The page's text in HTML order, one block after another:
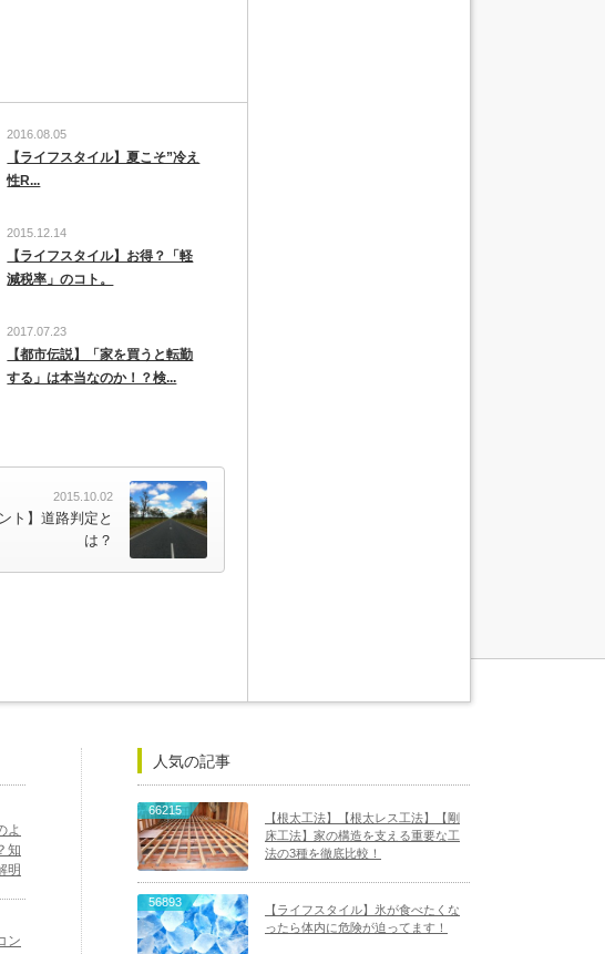
2016.08.05
【ライフスタイル】夏こそ”冷え
性R...
2015.12.14
【ライフスタイル】お得？「軽
減税率」のコト。
2017.07.23
【都市伝説】「家を買うと転勤
する」は本当なのか！？検...
2015.10.02
ト】道路判定と
は？
よ
知
明
ン
人気の記事
66215
【根太工法】【根太レス工法】【剛
床工法】家の構造を支える重要な工
法の3種を徹底比較！
56893
【ライフスタイル】氷が食べたくな
ったら体内に危険が迫ってます！